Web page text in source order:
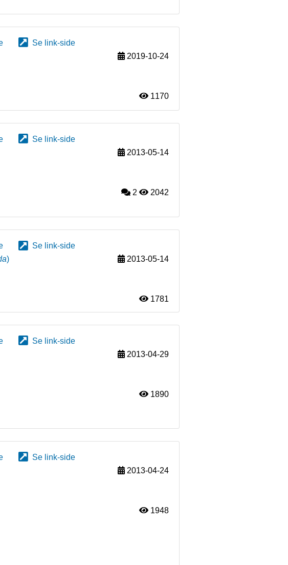
Se link-side
2019-10-24
1170
Se link-side
2013-05-14
2 2042
Se link-side
)
2013-05-14
1781
Se link-side
2013-04-29
1890
Se link-side
2013-04-24
1948